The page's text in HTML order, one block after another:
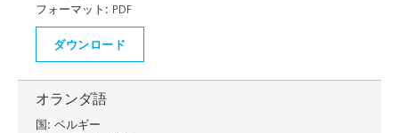
フォーマット: PDF
ダウンロード
オランダ語
国: ベルギー